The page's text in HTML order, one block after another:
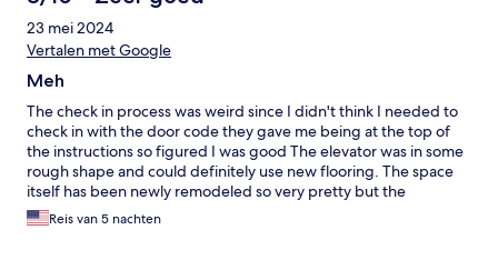
23 mei 2024
Vertalen met Google
Meh
The check in process was weird since I didn't think I needed to
check in with the door code they gave me being at the top of
the instructions so figured I was good The elevator was in some
rough shape and could definitely use new flooring. The space
itself has been newly remodeled so very pretty but the
bathrooms needed quite a bit more attention paid to. There
was some gunk in the guest bathroom shower that we only
Reis van 5 nachten